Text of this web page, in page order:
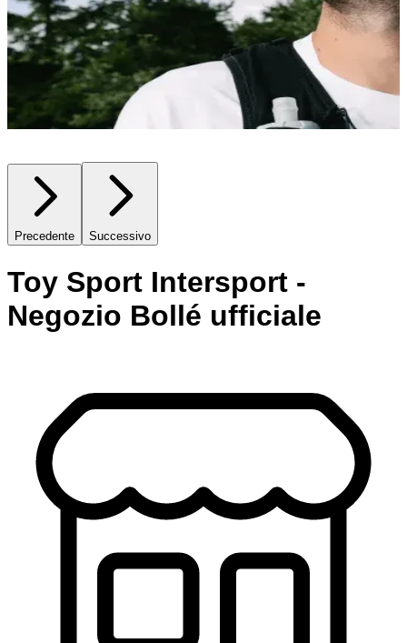
Precedente Successivo
Toy Sport Intersport -
Negozio Bollé ufficiale